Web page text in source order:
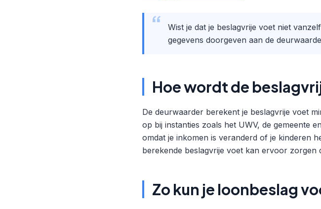
Wist je dat je beslagvrije voet niet
gegevens doorgeven aan de
Hoe wordt de
De deurwaarder berekent je beslagvrije voet
op bij instanties zoals het UWV, de gemeente
omdat je inkomen is veranderd of je kinderen
berekende beslagvrije voet kan ervoor zorgen
Zo kun je loonbeslag